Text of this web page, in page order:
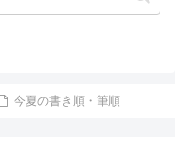
今夏の書き順・筆順